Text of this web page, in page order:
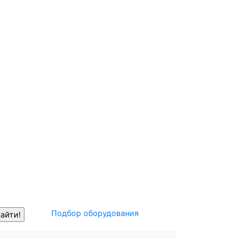
Подбор оборудования